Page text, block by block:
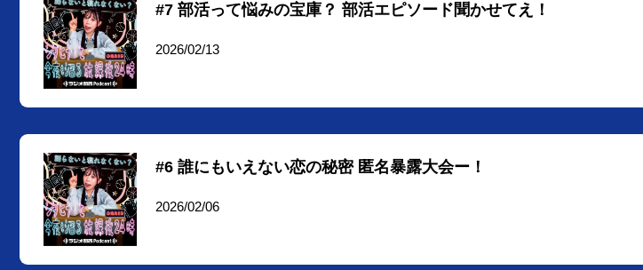
#7 部活って悩みの宝庫？ 部活エピソード聞かせてえ！
2026/02/13
#6 誰にもいえない恋の秘密 匿名暴露大会ー！
2026/02/06